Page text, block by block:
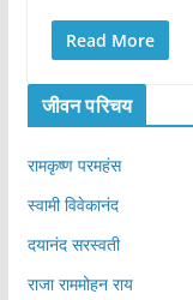
Read More
जीवन परिचय
रामकृष्ण परमहंस
स्वामी विवेकानंद
दयानंद सरस्वती
राजा राममोहन राय